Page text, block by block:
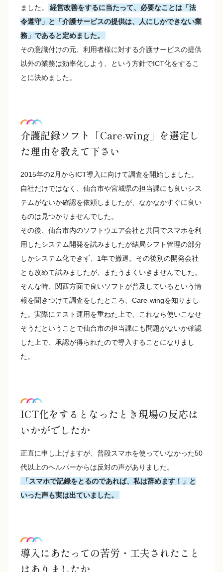
ました。
経営改善をするに当たって、必要なことは「法
令遵守」と「介護サービスの提供は、人にしかできない業
務」であると定めました。
その意識付けの元、利用者様に対する介護サービスの提供
以外の業務は効率化しよう、という方針でICT化をするこ
とに決めました。
介護記録ソフト「Care-wing」を選定し
た理由を教えて下さい
2015年の2月からICT導入に向けて調査を開始しました。
自社だけではなく、仙台市や宮城県の担当課にも良いシス
テムがないか確認を依頼しましたが、なかなかすぐに良い
ものは見つかりませんでした。
その後、仙台市内のソフトウエア会社と共同でスマホを利
用したシステム開発を試みましたが結局シフト管理の部分
しかシステム化できず、1年で撤退。その後別の開発会社
とも改めて試みましたが、またうまくいきませんでした。
そんな時、関西方面で良いソフトが普及しているという情
報を聞きつけて調査をしたところ、Care-wingを知りまし
た。実際にテスト運用を重ねた上で、これなら使いこなせ
そうだということで仙台市の担当課にも問題がないか確認
した上で、承認が得られたので導入することになりまし
た。
ICT化をするとなったとき現場の反応は
いかがでしたか
正直に申し上げますが、普段スマホを使っていなかった50
代以上のヘルパーからは反対の声がありました。
「スマホで記録をとるのであれば、私は辞めます！」と
いった声も実は出ていました。
導入にあたっての苦労・工夫されたこと
はありましたか